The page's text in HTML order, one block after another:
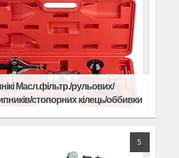
Масл.фільтр./рульових/
стопорних кілець/оббивки
5